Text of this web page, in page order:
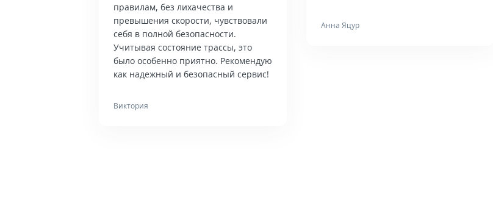
правилам, без лихачества и
превышения скорости, чувствовали
себя в полной безопасности.
Учитывая состояние трассы, это
было особенно приятно. Рекомендую
как надежный и безопасный сервис!
Виктория
Анна Яцур